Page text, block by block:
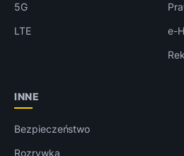
5G
LTE
e-
INNE
Bezpieczeństwo
Rozrywka